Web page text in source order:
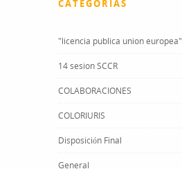
CATEGORÍAS
"licencia publica union europea"
14 sesion SCCR
COLABORACIONES
COLORIURIS
Disposición Final
General